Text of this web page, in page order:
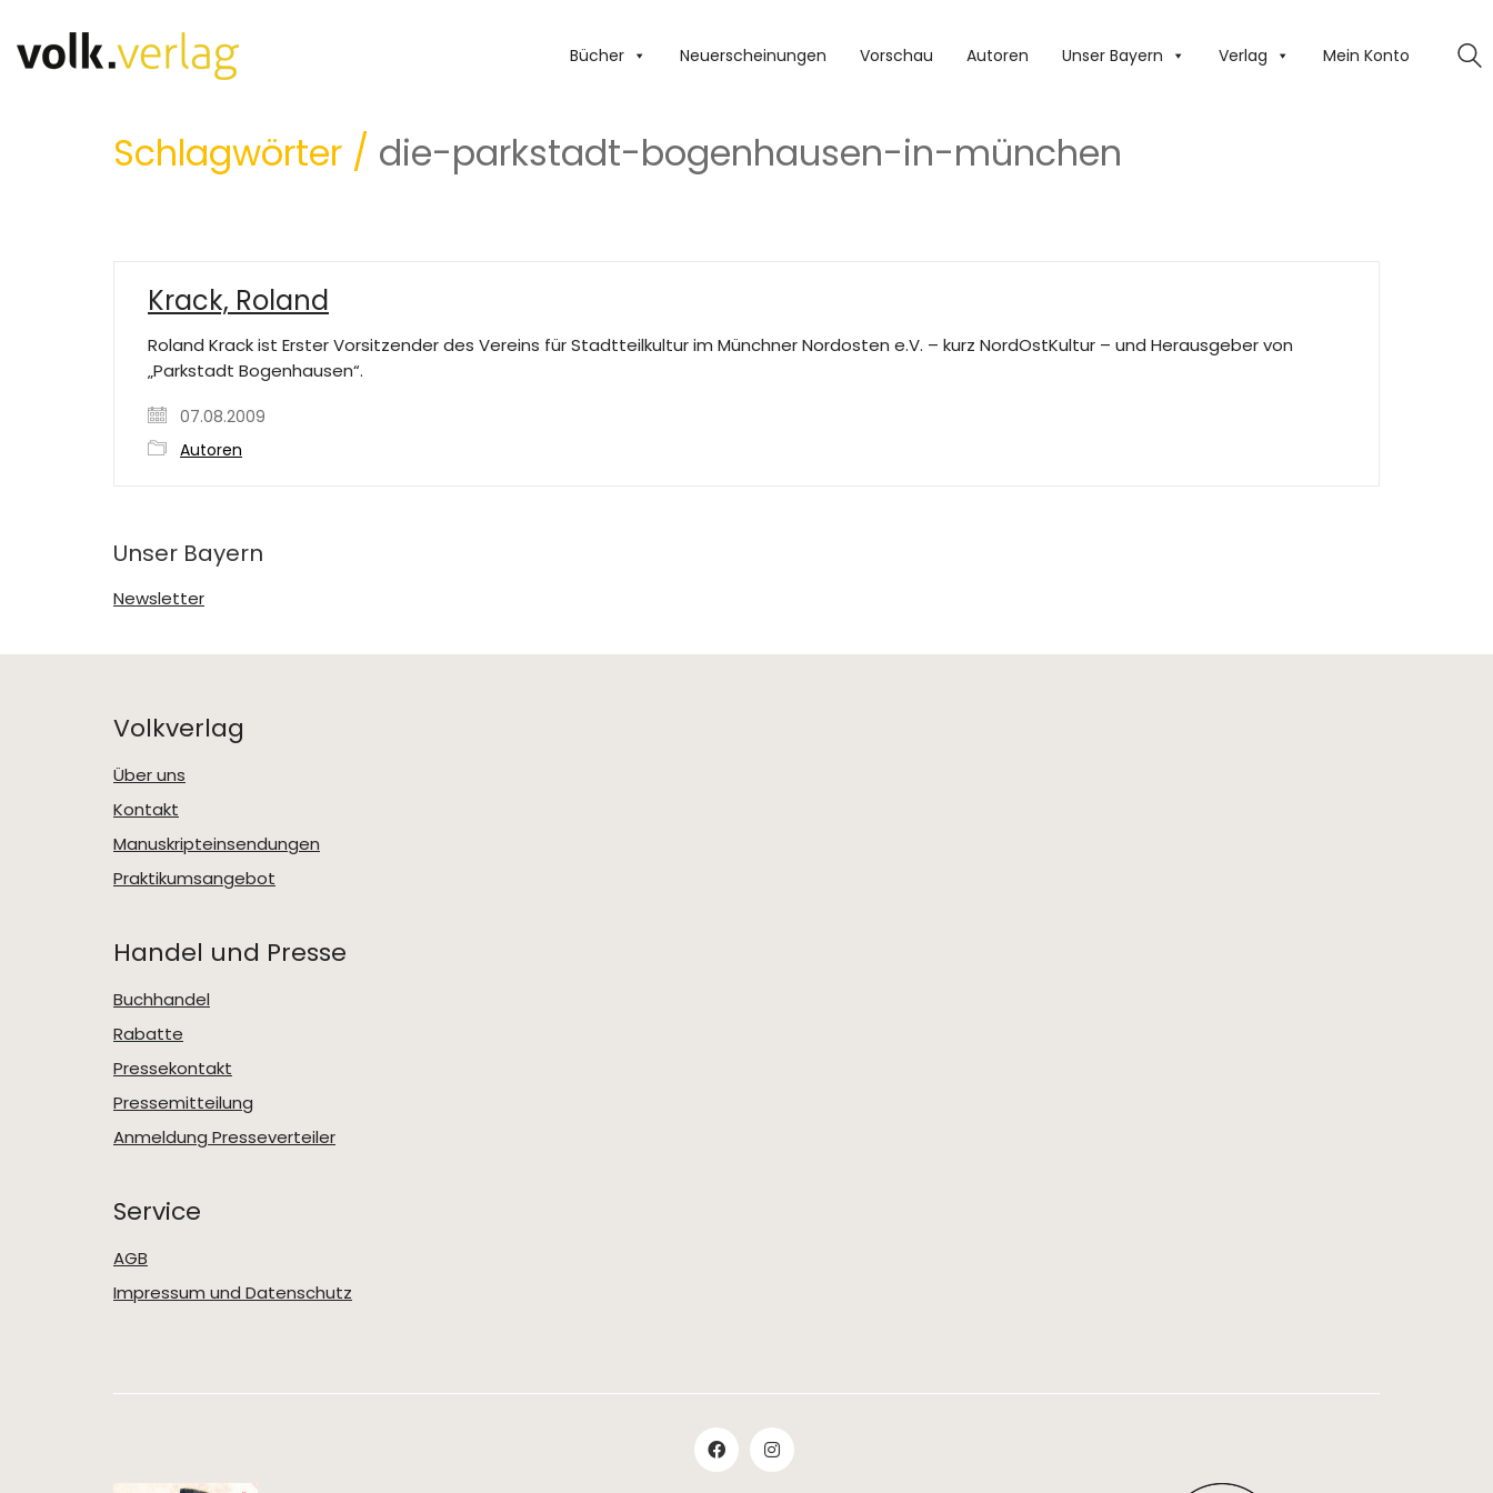
Bücher Neuerscheinungen Vorschau Autoren Unser Bayern Verlag Mein Konto
Schlagwörter / die-parkstadt-bogenhausen-in-münchen
Krack, Roland
Roland Krack ist Erster Vorsitzender des Vereins für Stadtteilkultur im Münchner Nordosten e.V. – kurz NordOstKultur – und Herausgeber von
„Parkstadt Bogenhausen“.
07.08.2009
Autoren
Unser Bayern
Newsletter
Volkverlag
Über uns
Kontakt
Manuskripteinsendungen
Praktikumsangebot
Handel und Presse
Buchhandel
Rabatte
Pressekontakt
Pressemitteilung
Anmeldung Presseverteiler
Service
AGB
Impressum und Datenschutz